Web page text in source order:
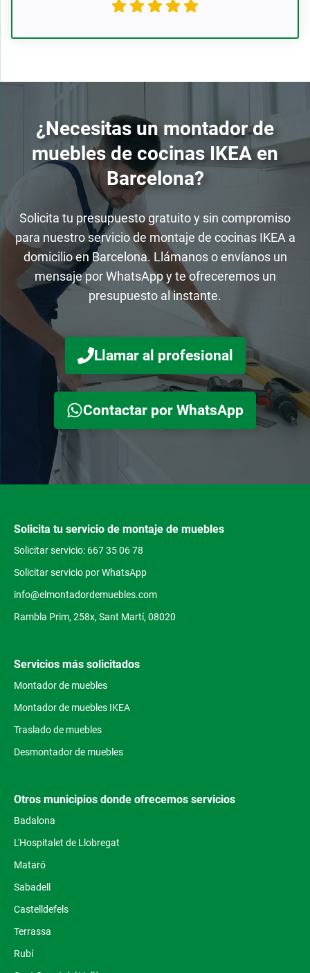
¿Necesitas un montador de
muebles de cocinas IKEA en
Barcelona?
Solicita tu presupuesto gratuito y sin compromiso
para nuestro servicio de montaje de cocinas IKEA a
domicilio en Barcelona. Llámanos o envíanos un
mensaje por WhatsApp y te ofreceremos un
presupuesto al instante.
Llamar al profesional
Contactar por WhatsApp
Solicita tu servicio de montaje de muebles
Solicitar servicio: 667 35 06 78
Solicitar servicio por WhatsApp
info@elmontadordemuebles.com
Rambla Prim, 258x, Sant Martí, 08020
Servicios más solicitados
Montador de muebles
Montador de muebles IKEA
Traslado de muebles
Desmontador de muebles
Otros municipios donde ofrecemos servicios
Badalona
L'Hospitalet de Llobregat
Mataró
Sabadell
Castelldefels
Terrassa
Rubí